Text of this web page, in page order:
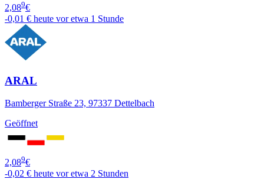
2,089€
-0,01 € heute vor etwa 1 Stunde
ARAL
Bamberger Straße 23, 97337 Dettelbach
Geöffnet
2,089€
-0,02 € heute vor etwa 2 Stunden